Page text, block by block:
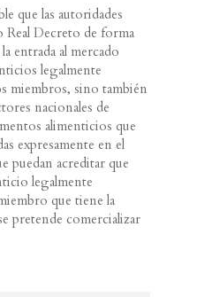
que las autoridades
Real Decreto de forma
entrada al mercado
legalmente
miembros, sino también
nacionales de
alimenticios que
expresamente en el
puedan acreditar que
legalmente
que tiene la
pretende comercializar